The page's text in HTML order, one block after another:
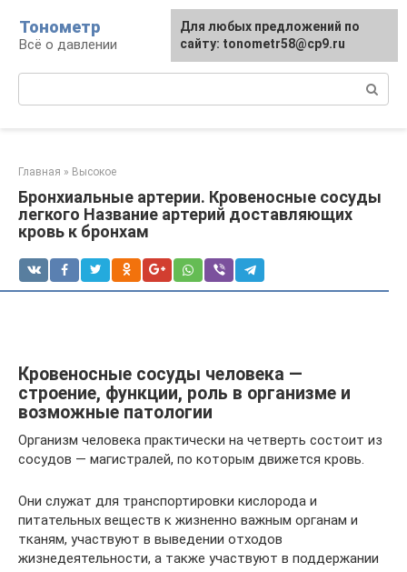
контенту
Тонометр
Всё о давлении
Главная » Высокое
Бронхиальные артерии. Кровеносные сосуды
легкого Название артерий доставляющих
кровь к бронхам
Кровеносные сосуды человека —
строение, функции, роль в организме и
возможные патологии
Организм человека практически на четверть состоит из
сосудов — магистралей, по которым движется кровь.
Они служат для транспортировки кислорода и
питательных веществ к жизненно важным органам и
тканям, участвуют в выведении отходов
жизнедеятельности, а также участвуют в поддержании
Для любых предложений по
сайту: tonometr58@cp9.ru
Для любых предложений по
сайту: tonometr58@cp9.ru